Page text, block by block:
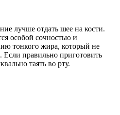
лучше отдать шее на кости.
особой сочностью и
тонкого жира, который не
правильно приготовить
таять во рту.